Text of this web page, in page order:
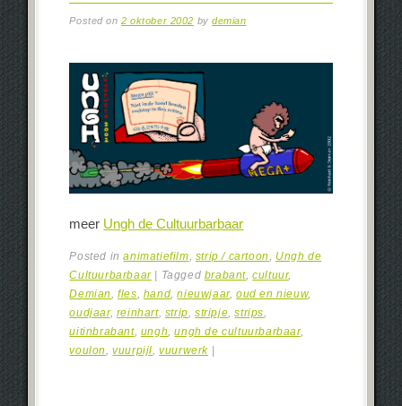
Posted on2 oktober 2002 bydemian
meer Ungh de Cultuurbarbaar
Posted inanimatiefilm strip / cartoon
Ungh de
Cultuurbarbaar | Tagged brabant ,cultuur,
Demian
,fles hand ,nieuwjaar,oud en nieuw,
oudjaar, reinhart, strip ,stripje ,strips
uitinbrabant, ungh ,ungh de cultuurbarbaar,
voulon
,vuurpijl ,vuurwerk |